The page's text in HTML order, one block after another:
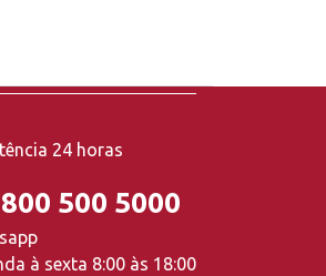
24 horas
500 5000
à sexta 8:00 às 18:00